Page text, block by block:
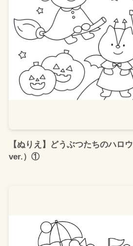
【ぬりえ】どうぶつたちのハロ
ver.）①